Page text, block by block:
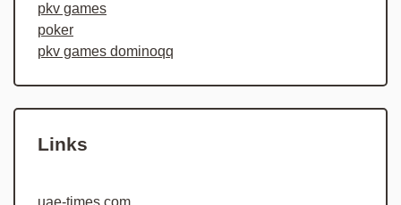
pkv games
poker
pkv games dominoqq
Links
uae-times.com